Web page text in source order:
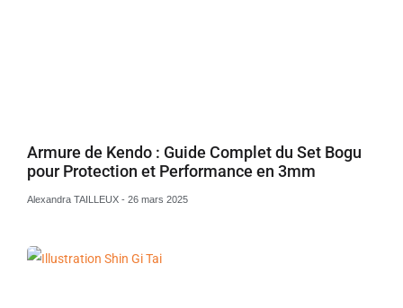
Armure de Kendo : Guide Complet du Set Bogu
pour Protection et Performance en 3mm
Alexandra TAILLEUX 26 mars 2025